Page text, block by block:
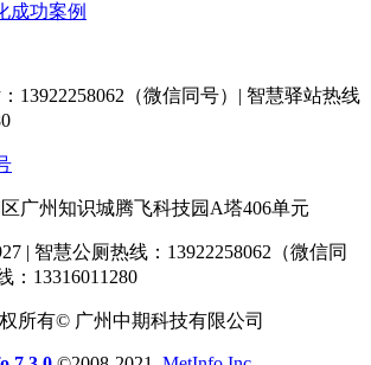
成功案例
13922258062（微信同号）| 智慧驿站热线
广州知识城腾飞科技园A塔406单元
| 智慧公厕热线：13922258062（微信同
：13316011280
所有© 广州中期科技有限公司